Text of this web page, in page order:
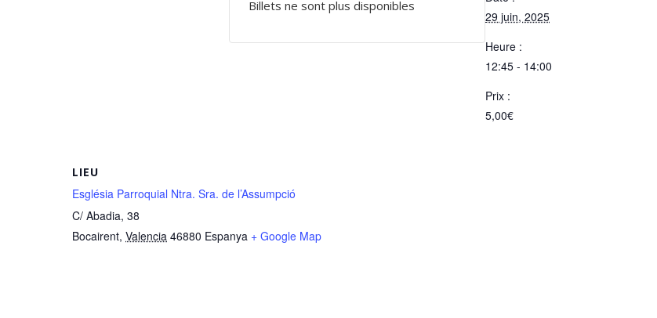
29 juin, 2025
Heure :
12:45 - 14:00
Prix :
5,00€
LIEU
Església Parroquial Ntra. Sra. de l’Assumpció
C/ Abadia, 38
Bocairent, Valencia 46880 Espanya + Google Map
Billets ne sont plus disponibles